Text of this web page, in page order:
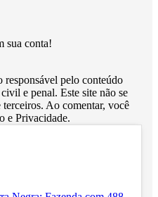
sua conta!
pelo conteúdo
e penal. Este site não se
Ao comentar, você
e Privacidade.